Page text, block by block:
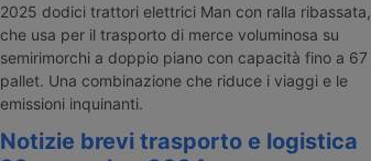
2025 dodici trattori elettrici Man con ralla ribassata,
che usa per il trasporto di merce voluminosa su
semirimorchi a doppio piano con capacità fino a 67
pallet. Una combinazione che riduce i viaggi e le
emissioni inquinanti.
Notizie brevi trasporto e logistica